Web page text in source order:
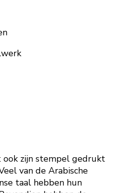
zijn stempel gedrukt
van de Arabische
taal hebben hun